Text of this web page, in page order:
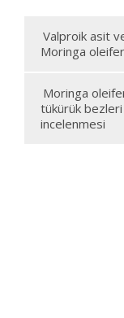
Valproik asit
Moringa
Moringa
tükürük bezleri
incelenmesi